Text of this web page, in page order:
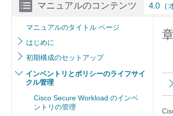
マニュアルのコンテンツ
マニュアルのタイトル ページ
はじめに
初期構成のセットアップ
インベントリとポリシーのライフサイ
クル管理
Cisco Secure Workload のインベ
ントリの管理
4.0（